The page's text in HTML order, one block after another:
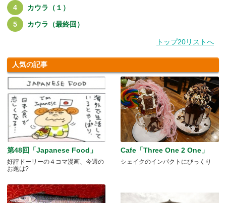
カウラ（１）
カウラ（最終回）
トップ20リストへ
人気の記事
第48回「Japanese Food」
好評ドーリーの４コマ漫画、今週の
お題は?
Cafe「Three One 2 One」
シェイクのインパクトにびっくり